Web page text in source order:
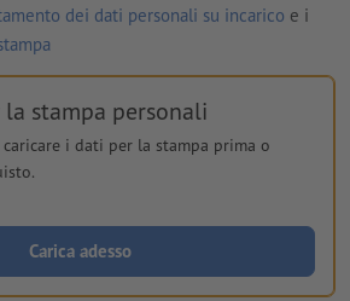
dei dati personali su incarico e i
stampa personali
i dati per la stampa prima o
Carica adesso